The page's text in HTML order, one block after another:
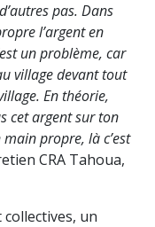
pas. Dans
l’argent en
un problème, car
village devant tout
En théorie,
cet argent sur ton
propre, là c’est
CRA Tahoua,
collectives, un